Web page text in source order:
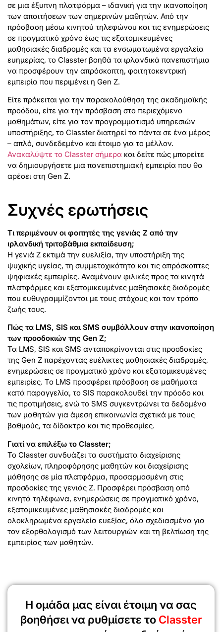
σε μια έξυπνη πλατφόρμα – ιδανική για την ικανοποίηση
των απαιτήσεων των σημερινών μαθητών. Από την
πρόσβαση μέσω κινητού τηλεφώνου και τις ενημερώσεις
σε πραγματικό χρόνο έως τις εξατομικευμένες
μαθησιακές διαδρομές και τα ενσωματωμένα εργαλεία
ευημερίας, το Classter βοηθά τα ιρλανδικά πανεπιστήμια
να προσφέρουν την απρόσκοπτη, φοιτητοκεντρική
εμπειρία που περιμένει η Gen Z.
Είτε πρόκειται για την παρακολούθηση της ακαδημαϊκής
προόδου, είτε για την πρόσβαση στο περιεχόμενο
μαθημάτων, είτε για τον προγραμματισμό υπηρεσιών
υποστήριξης, το Classter διατηρεί τα πάντα σε ένα μέρος
– απλό, συνδεδεμένο και έτοιμο για το μέλλον.
Ανακαλύψτε το Classter σήμερα και δείτε πώς μπορείτε
να δημιουργήσετε μια πανεπιστημιακή εμπειρία που θα
αρέσει στη Gen Z.
Συχνές ερωτήσεις
Τι περιμένουν οι φοιτητές της γενιάς Z από την
ιρλανδική τριτοβάθμια εκπαίδευση;
Η γενιά Z εκτιμά την ευελιξία, την υποστήριξη της
ψυχικής υγείας, τη συμμετοχικότητα και τις απρόσκοπτες
ψηφιακές εμπειρίες. Αναμένουν φιλικές προς τα κινητά
πλατφόρμες και εξατομικευμένες μαθησιακές διαδρομές
που ευθυγραμμίζονται με τους στόχους και τον τρόπο
ζωής τους.
Πώς τα LMS, SIS και SMS συμβάλλουν στην ικανοποίηση
των προσδοκιών της Gen Z;
Τα LMS, SIS και SMS ανταποκρίνονται στις προσδοκίες
της Gen Z παρέχοντας ευέλικτες μαθησιακές διαδρομές,
ενημερώσεις σε πραγματικό χρόνο και εξατομικευμένες
εμπειρίες. Το LMS προσφέρει πρόσβαση σε μαθήματα
κατά παραγγελία, το SIS παρακολουθεί την πρόοδο και
τις προτιμήσεις, ενώ το SMS συγκεντρώνει τα δεδομένα
των μαθητών για άμεση επικοινωνία σχετικά με τους
βαθμούς, τα δίδακτρα και τις προθεσμίες.
Γιατί να επιλέξω το Classter;
Το Classter συνδυάζει τα συστήματα διαχείρισης
σχολείων, πληροφόρησης μαθητών και διαχείρισης
μάθησης σε μία πλατφόρμα, προσαρμοσμένη στις
προσδοκίες της γενιάς Z. Προσφέρει πρόσβαση από
κινητά τηλέφωνα, ενημερώσεις σε πραγματικό χρόνο,
εξατομικευμένες μαθησιακές διαδρομές και
ολοκληρωμένα εργαλεία ευεξίας, όλα σχεδιασμένα για
τον εξορθολογισμό των λειτουργιών και τη βελτίωση της
εμπειρίας των μαθητών.
Η ομάδα μας είναι έτοιμη να σας
βοηθήσει να ρυθμίσετε το Classter